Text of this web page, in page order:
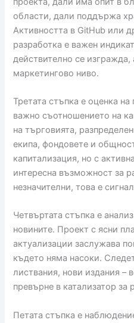
области, дали поддържа
Активността в GitHub или
разработка е важен
действително се
маркетингово ниво.
Третата стъпка е оценка на
важно съотношението на
на търговията,
екипа, фондовете и
капитализация, но с
интересна възможност за
незначителни, това е
Четвъртата стъпка е
новините. Проект с ясни
актуализации заслужава
където няма насоки.
листвания, нови издания –
превърне в катализатор за
Петата стъпка е